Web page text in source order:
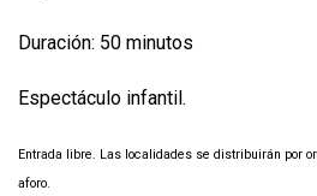
Duración: 50 minutos
Espectáculo infantil.
Entrada libre. Las localidades se distribuirán por
aforo.